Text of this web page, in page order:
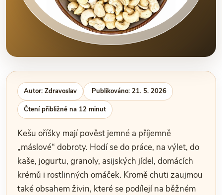
Autor: Zdravoslav Publikováno: 21. 5. 2026
Čtení přibližně na 12 minut
Kešu oříšky mají pověst jemné a příjemně
„máslové“ dobroty. Hodí se do práce, na výlet, do
kaše, jogurtu, granoly, asijských jídel, domácích
krémů i rostlinných omáček. Kromě chuti zaujmou
také obsahem živin, které se podílejí na běžném